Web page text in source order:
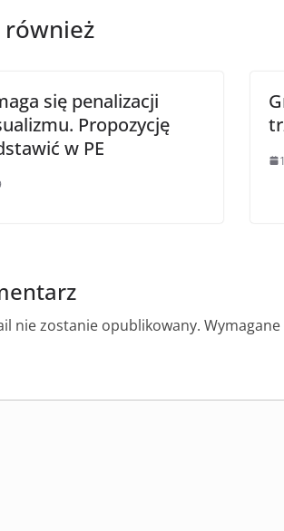
również
się penalizacji
Propozycję
w PE
nie zostanie opublikowany.